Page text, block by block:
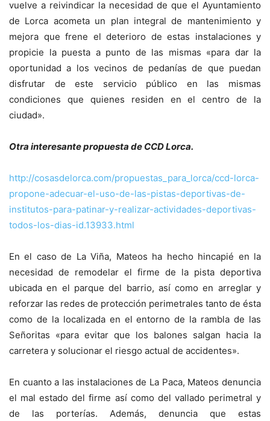
vuelve a reivindicar la necesidad de que el Ayuntamiento
de Lorca acometa un plan integral de mantenimiento y
mejora que frene el deterioro de estas instalaciones y
propicie la puesta a punto de las mismas «para dar la
oportunidad a los vecinos de pedanías de que puedan
disfrutar de este servicio público en las mismas
condiciones que quienes residen en el centro de la
ciudad».
Otra interesante propuesta de CCD Lorca.
http://cosasdelorca.com/propuestas_para_lorca/ccd-lorca-
propone-adecuar-el-uso-de-las-pistas-deportivas-de-
institutos-para-patinar-y-realizar-actividades-deportivas-
todos-los-dias-id.13933.html
En el caso de La Viña, Mateos ha hecho hincapié en la
necesidad de remodelar el firme de la pista deportiva
ubicada en el parque del barrio, así como en arreglar y
reforzar las redes de protección perimetrales tanto de ésta
como de la localizada en el entorno de la rambla de las
Señoritas «para evitar que los balones salgan hacia la
carretera y solucionar el riesgo actual de accidentes».
En cuanto a las instalaciones de La Paca, Mateos denuncia
el mal estado del firme así como del vallado perimetral y
de las porterías. Además, denuncia que estas